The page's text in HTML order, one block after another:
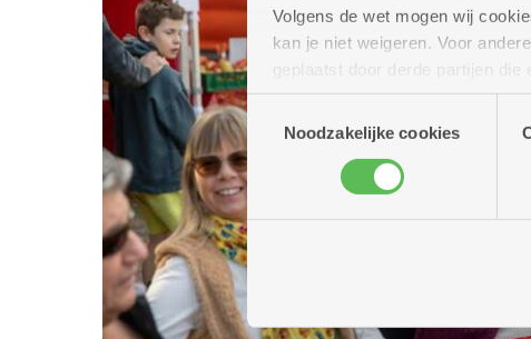
Volgens de wet mogen wij
kan je niet weigeren. Voor
geplaatst door derde partijen
(geanonimiseerd) gebruik van
Toestemmingsselectie
Noodzakelijke cookies